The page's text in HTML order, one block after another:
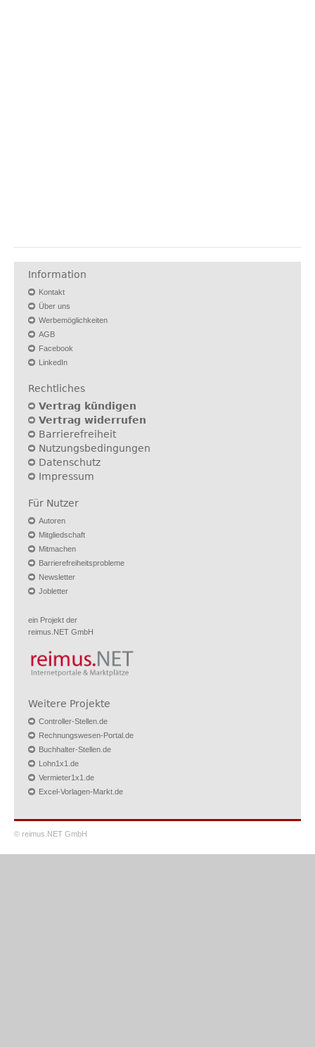
Information
Kontakt
Über uns
Werbemöglichkeiten
AGB
Facebook
LinkedIn
Rechtliches
Vertrag kündigen
Vertrag widerrufen
Barrierefreiheit
Nutzungsbedingungen
Datenschutz
Impressum
Für Nutzer
Autoren
Mitgliedschaft
Mitmachen
Barrierefreiheitsprobleme
Newsletter
Jobletter
ein Projekt der
reimus.NET GmbH
Weitere Projekte
Controller-Stellen.de
Rechnungswesen-Portal.de
Buchhalter-Stellen.de
Lohn1x1.de
Vermieter1x1.de
Excel-Vorlagen-Markt.de
© reimus.NET GmbH